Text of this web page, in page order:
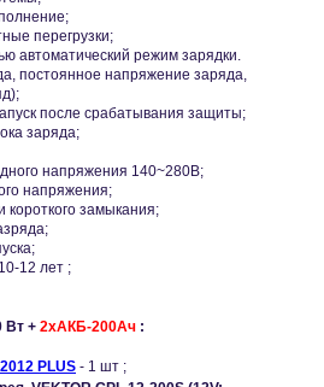
перегрузки;
автоматический режим зарядки.
постоянное напряжение заряда,
после срабатывания защиты;
заряда;
напряжения 140~280В;
напряжения;
короткого замыкания;
12 лет ;
Вт + 2хАКБ-200Ач :
PLUS - 1 шт ;